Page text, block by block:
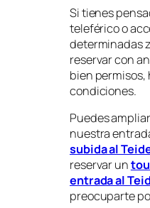
Si tienes
teleférico o
determinadas
reservar con
bien permisos,
condiciones.
Puedes
nuestra
subida al
reservar un
entrada al
preocuparte